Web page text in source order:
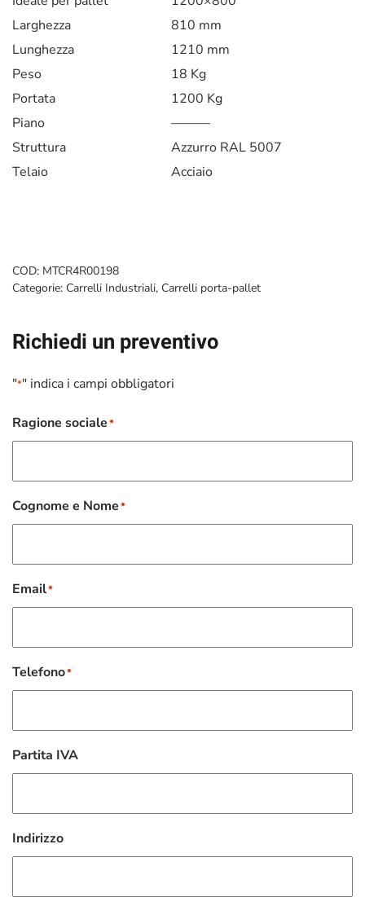
Larghezza
810 mm
Lunghezza
1210 mm
Peso
18 Kg
Portata
1200 Kg
Piano
———
Struttura
Azzurro RAL 5007
Telaio
Acciaio
COD: MTCR4R00198
Categorie: Carrelli Industriali, Carrelli porta-pallet
Richiedi un preventivo
"*" indica i campi obbligatori
Ragione sociale*
Cognome e Nome*
Email*
Telefono*
Partita IVA
Indirizzo